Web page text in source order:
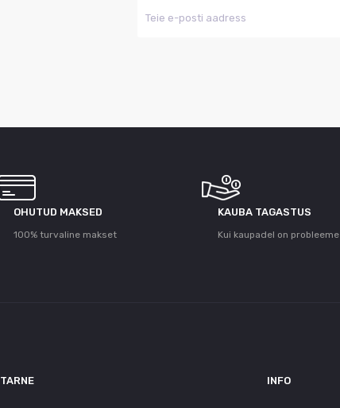
OHUTUD MAKSED
100% turvaline makset
KAUBA TAGASTUS
Kui kaupadel on probleeme
TARNE INFO